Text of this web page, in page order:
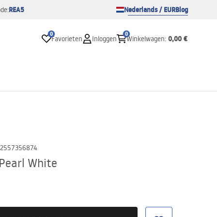
REA5 Nederlands / EURBlog
0
Favorieten Inloggen
0
Winkelwagen: 0,00 €
White